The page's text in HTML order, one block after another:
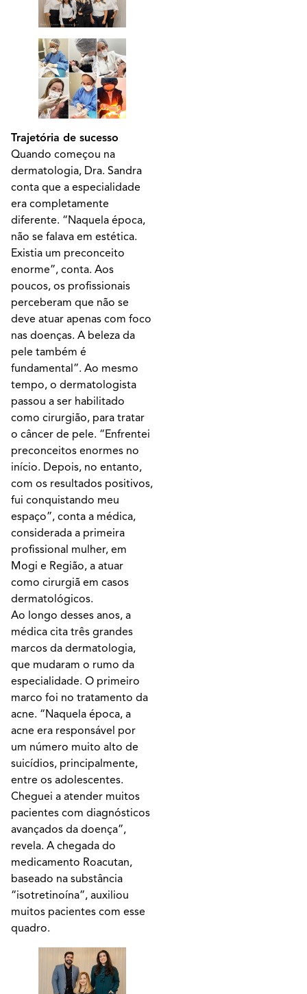
Trajetória de sucesso
Quando começou na
dermatologia, Dra. Sandra
conta que a especialidade
era completamente
diferente. “Naquela época,
não se falava em estética.
Existia um preconceito
enorme”, conta. Aos
poucos, os profissionais
perceberam que não se
deve atuar apenas com foco
nas doenças. A beleza da
pele também é
fundamental”. Ao mesmo
tempo, o dermatologista
passou a ser habilitado
como cirurgião, para tratar
o câncer de pele. “Enfrentei
preconceitos enormes no
início. Depois, no entanto,
com os resultados positivos,
fui conquistando meu
espaço”, conta a médica,
considerada a primeira
profissional mulher, em
Mogi e Região, a atuar
como cirurgiã em casos
dermatológicos.
Ao longo desses anos, a
médica cita três grandes
marcos da dermatologia,
que mudaram o rumo da
especialidade. O primeiro
marco foi no tratamento da
acne. “Naquela época, a
acne era responsável por
um número muito alto de
suicídios, principalmente,
entre os adolescentes.
Cheguei a atender muitos
pacientes com diagnósticos
avançados da doença”,
revela. A chegada do
medicamento Roacutan,
baseado na substância
“isotretinoína”, auxiliou
muitos pacientes com esse
quadro.